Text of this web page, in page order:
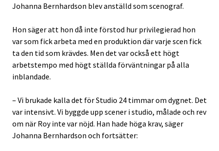
Johanna Bernhardson blev anställd som scenograf.
Hon säger att hon då inte förstod hur privilegierad hon
var som fick arbeta med en produktion där varje scen fick
ta den tid som krävdes. Men det var också ett högt
arbetstempo med högt ställda förväntningar på alla
inblandade.
– Vi brukade kalla det för Studio 24 timmar om dygnet. Det
var intensivt. Vi byggde upp scener i studio, målade och rev
om när Roy inte var nöjd. Han hade höga krav, säger
Johanna Bernhardson och fortsätter: